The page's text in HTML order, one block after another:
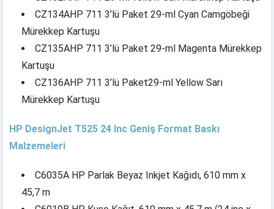
CZ134AHP 711 3’lü Paket 29-ml Cyan Camgöbeği
Mürekkep Kartuşu
CZ135AHP 711 3’lü Paket 29-ml Magenta Mürekkep
Kartuşu
CZ136AHP 711 3’lü Paket29-ml Yellow Sarı
Mürekkep Kartuşu
HP DesignJet T525 24 Inc Geniş Format Baskı
Malzemeleri
C6035A HP Parlak Beyaz Inkjet Kağıdı, 610 mm x
45,7 m